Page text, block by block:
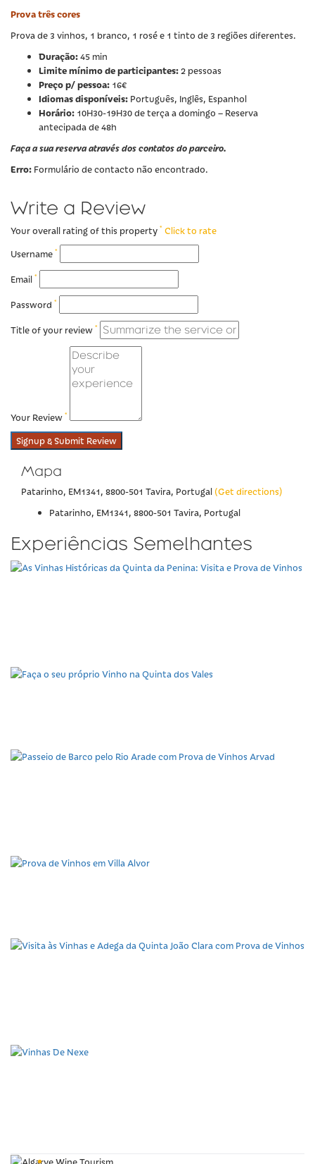
Prova três cores
Prova de 3 vinhos, 1 branco, 1 rosé e 1 tinto de 3 regiões diferentes.
Duração:45 min
Limite mínimo de participantes:2 pessoas
Preço p/ pessoa: 16€
Idiomas disponíveis: Português, Inglês, Espanhol
Horário: 10H30-19H30 de terça a domingo – Reserva
antecipada de 48h
Faça a sua reserva através dos contatos do parceiro.
Erro: Formulário de contacto não encontrado.
Write a Review
Your overall rating of this property * Click to rate
Username *
Email *
Password *
Title of your review *
Your Review *
Signup & Submit Review
Mapa
Patarinho, EM1341, 8800-501 Tavira, Portugal (Get directions)
Patarinho, EM1341, 8800-501 Tavira, Portugal
Experiências Semelhantes